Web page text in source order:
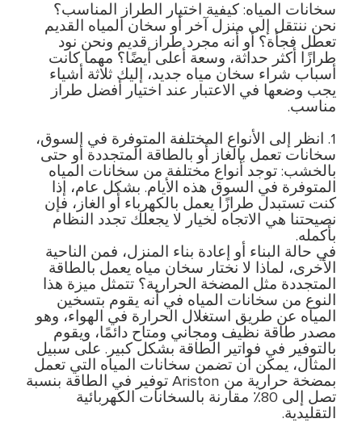
سخانات المياه: كيفية اختيار الطراز المناسب؟
نحن ننتقل إلى منزل آخر أو سخان المياه القديم
تعطل فجأة؟ أو أنه مجرد طراز قديم ونحن نود
طرازًا أكثر حداثة، وسعة أعلى أيضًا؟ مهما كانت
أسباب شراء سخان مياه جديد، إليك ثلاثة أشياء
يجب وضعها في الاعتبار عند اختيار أفضل طراز
مناسب.
1. انظر إلى الأنواع المختلفة المتوفرة في السوق،
سخانات تعمل بالغاز أو بالطاقة المتجددة أو حتى
بالخشب: توجد أنواع مختلفة من سخانات المياه
المتوفرة في السوق هذه الأيام. بشكل عام، إذا
كنت تستبدل طرازًا يعمل بالكهرباء أو الغاز، فإن
نصيحتنا هي الاتجاه لخيار لا يجعلك تجدد النظام
بأكمله.
في حالة البناء أو إعادة بناء المنزل، فمن الناحية
الأخرى، لماذا لا نختار سخان مياه يعمل بالطاقة
المتجددة مثل المضخة الحرارية؟ تتمثل ميزة هذا
النوع من سخانات المياه في أنه يقوم بتسخين
المياه عن طريق استغلال الحرارة في الهواء، وهو
مصدر طاقة نظيف ومجاني ومتاح دائمًا، ويقوم
بالتوفير في فواتير الطاقة بشكل كبير. على سبيل
المثال، يمكن أن تضمن سخانات المياه التي تعمل
بمضخة حرارية من Ariston توفير في الطاقة بنسبة
تصل إلى 80٪ مقارنة بالسخانات الكهربائية
التقليدية.